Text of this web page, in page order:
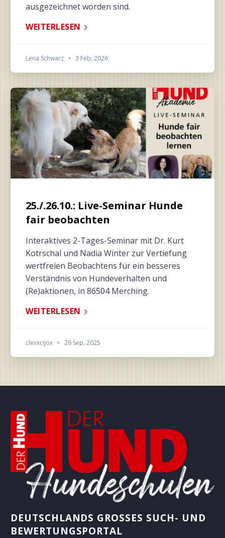
ausgezeichnet worden sind.
WEITERLESEN
Lena Schwarz • 3 Feb, 2026
25./.26.10.: Live-Seminar Hunde
fair beobachten
Interaktives 2-Tages-Seminar mit Dr. Kurt
Kotrschal und Nadia Winter zur Vertiefung
wertfreien Beobachtens für ein besseres
Verständnis von Hundeverhalten und
(Re)aktionen, in 86504 Merching.
WEITERLESEN
clevxcijox • 26 Sep, 2025
DEUTSCHLANDS GROSSES SUCH- UND B
EWERTUNGSPORTAL